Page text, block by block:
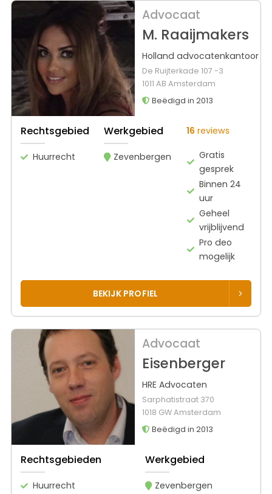
Advocaat
M. Raaijmakers
Holland advocatenkantoor
De Ruijterkade 107 -3
1011 AB Amsterdam
Beëdigd in 2013
Rechtsgebied
Huurrecht
Werkgebied
Zevenbergen
16 reviews
Gratis
gesprek
Binnen 24
uur
Geheel
vrijblijvend
Pro deo
mogelijk
BEKIJK PROFIEL
Advocaat
Eisenberger
HRE Advocaten
Sarphatistraat 370
1018 GW Amsterdam
Beëdigd in 2013
Rechtsgebieden
Huurrecht
Werkgebied
Zevenbergen